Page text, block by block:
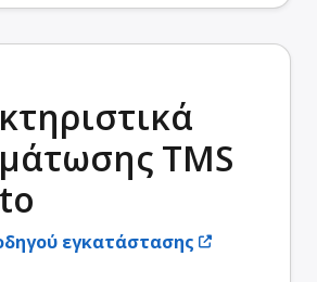
TMS
εγκατάστασης